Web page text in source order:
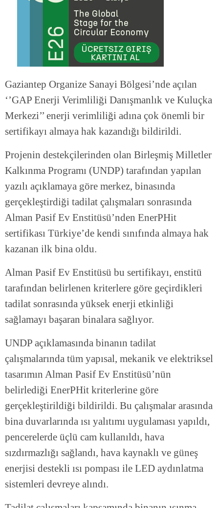
Gaziantep Organize Sanayi Bölgesi’nde açılan
‘’GAP Enerji Verimliliği Danışmanlık ve Kuluçka
Merkezi’’ enerji verimliliği adına çok önemli bir
sertifikayı almaya hak kazandığı bildirildi.
Projenin destekçilerinden olan Birleşmiş Milletler
Kalkınma Programı (UNDP) tarafından yapılan
yazılı açıklamaya göre merkez, binasında
gerçekleştirdiği tadilat çalışmaları sonrasında
Alman Pasif Ev Enstitüsü’nden EnerPHit
sertifikası Türkiye’de kendi sınıfında almaya hak
kazanan ilk bina oldu.
Alman Pasif Ev Enstitüsü bu sertifikayı, enstitü
tarafından belirlenen kriterlere göre geçirdikleri
tadilat sonrasında yüksek enerji etkinliği
sağlamayı başaran binalara sağlıyor.
UNDP açıklamasında binanın tadilat
çalışmalarında tüm yapısal, mekanik ve elektriksel
tasarımın Alman Pasif Ev Enstitüsü’nün
belirlediği EnerPHit kriterlerine göre
gerçekleştirildiği bildirildi. Bu çalışmalar arasında
bina duvarlarında ısı yalıtımı uygulaması yapıldı,
pencerelerde üçlü cam kullanıldı, hava
sızdırmazlığı sağlandı, hava kaynaklı ve güneş
enerjisi destekli ısı pompası ile LED aydınlatma
sistemleri devreye alındı.